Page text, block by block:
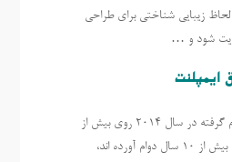
زیبایی شناختی برای طراحی
شود و …
ایمپلنت
طبق آخرین تحقیقات انجام گرفته در سال 2014 روی بیش از
4500 ایمپلنت که به مدت بیش از 10 سال دوام آورده اند،